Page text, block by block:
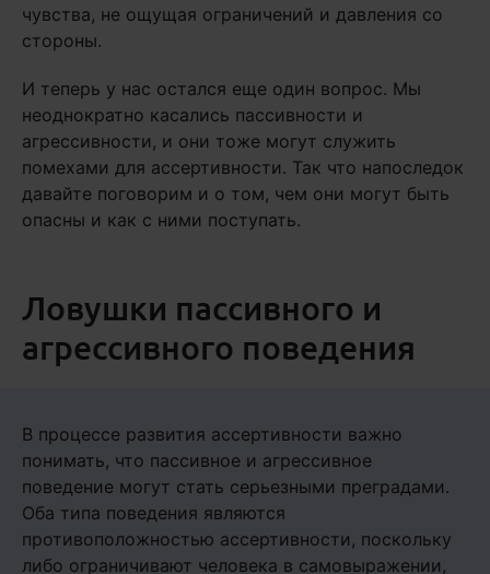
чувства, не ощущая ограничений и давления со
стороны.
И теперь у нас остался еще один вопрос. Мы
неоднократно касались пассивности и
агрессивности, и они тоже могут служить
помехами для ассертивности. Так что напоследок
давайте поговорим и о том, чем они могут быть
опасны и как с ними поступать.
Ловушки пассивного и
агрессивного поведения
В процессе развития ассертивности важно
понимать, что пассивное и агрессивное
поведение могут стать серьезными преградами.
Оба типа поведения являются
противоположностью ассертивности, поскольку
либо ограничивают человека в самовыражении,